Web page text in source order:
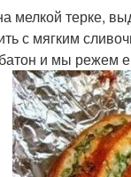
мелкой терке,
с мягким
и мы режем